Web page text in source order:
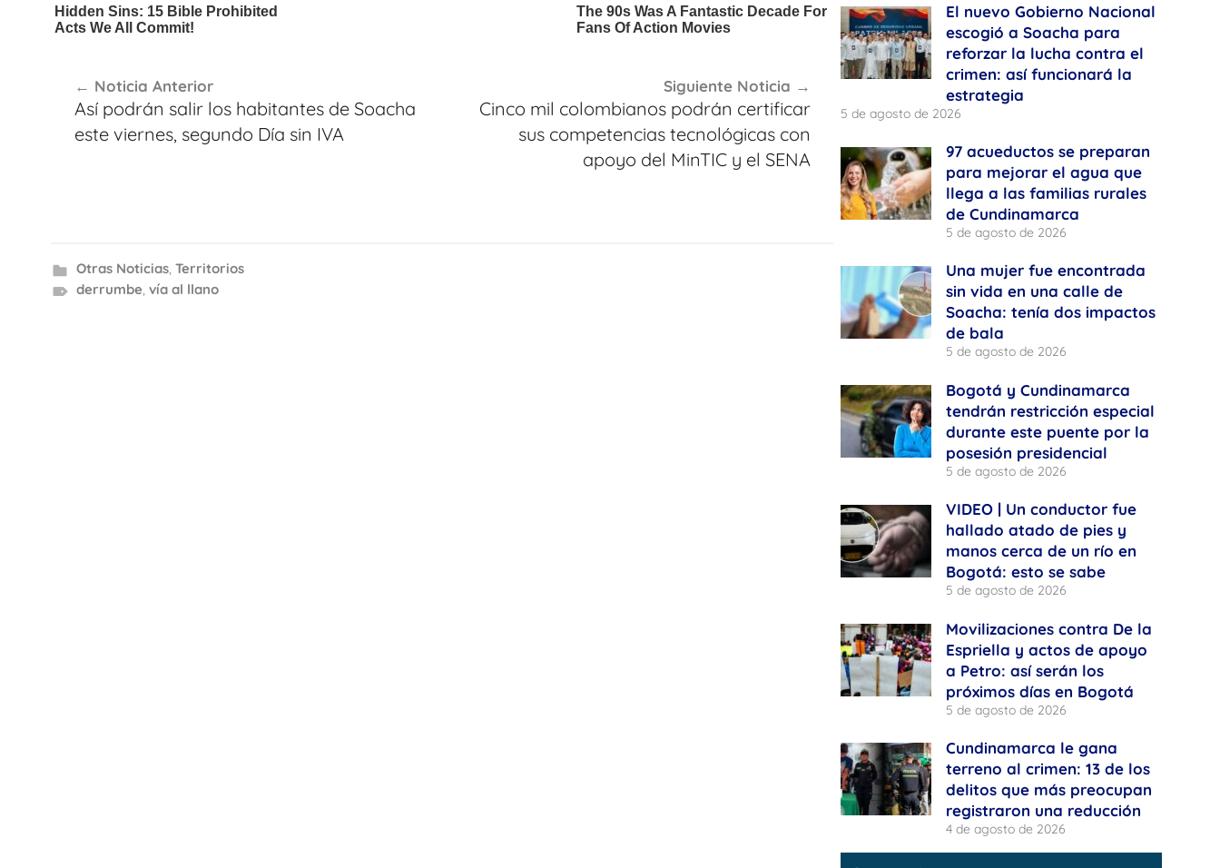
de
entradas
Noticia Anterior
Así podrán salir los habitantes de Soacha
este viernes, segundo Día sin IVA
Siguiente Noticia
Cinco mil colombianos podrán certificar
sus competencias tecnológicas con
apoyo del MinTIC y el SENA
Otras Noticias, Territorios
derrumbe, vía al llano
El nuevo Gobierno Nacional
escogió a Soacha para
reforzar la lucha contra el
crimen: así funcionará la
estrategia
5 de agosto de 2026
97 acueductos se preparan
para mejorar el agua que
llega a las familias rurales
de Cundinamarca
5 de agosto de 2026
Una mujer fue encontrada
sin vida en una calle de
Soacha: tenía dos impactos
de bala
5 de agosto de 2026
Bogotá y Cundinamarca
tendrán restricción especial
durante este puente por la
posesión presidencial
5 de agosto de 2026
VIDEO | Un conductor fue
hallado atado de pies y
manos cerca de un río en
Bogotá: esto se sabe
5 de agosto de 2026
Movilizaciones contra De la
Espriella y actos de apoyo
a Petro: así serán los
próximos días en Bogotá
5 de agosto de 2026
Cundinamarca le gana
terreno al crimen: 13 de los
delitos que más preocupan
registraron una reducción
4 de agosto de 2026